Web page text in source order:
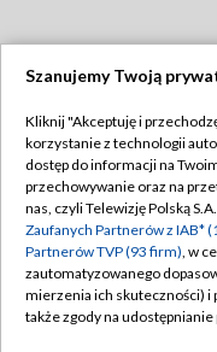
Abonament TVP
Emisja w TVP
Centrum informacji
Naziemna Telewizja
Szanujemy Twoją
Kliknij "Akceptuję i
korzystanie z technologii
dostęp do informacji na
przechowywanie oraz na
nas, czyli Telewizję Polską
Zaufanych Partnerów z IAB*
Partnerów TVP (93 firm), w
zautomatyzowanego
mierzenia ich skuteczności) i
także zgody na